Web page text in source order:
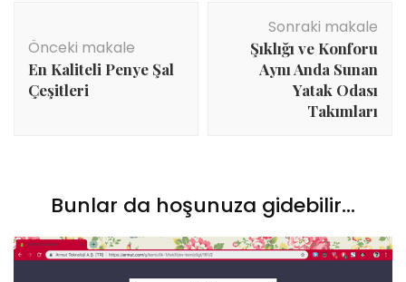
dolaşımı
Önceki makale
En Kaliteli Penye Şal
Çeşitleri
Sonraki makale
Şıklığı ve Konforu
Aynı Anda Sunan
Yatak Odası
Takımları
Bunlar da hoşunuza gidebilir...